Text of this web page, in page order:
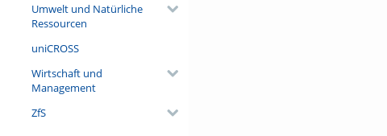
Umwelt und Natürliche
Ressourcen
uniCROSS
Wirtschaft und
Management
ZfS